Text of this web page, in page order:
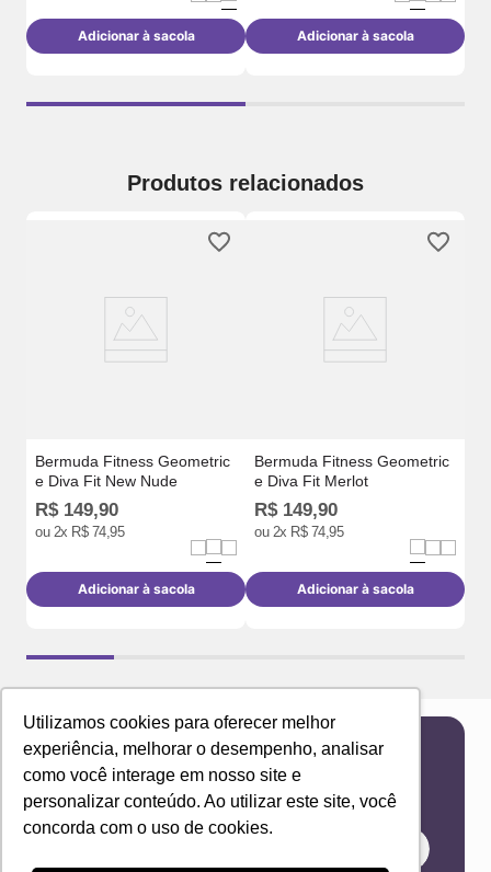
Utilizamos cookies para oferecer melhor
experiência, melhorar o desempenho, analisar
como você interage em nosso site e
personalizar conteúdo. Ao utilizar este site, você
concorda com o uso de cookies.
Adicionar à sacola Adicionar à sacola
Produtos relacionados
Bermuda Fitness Geometric
e Diva Fit New Nude
R$ 149,90
ou 2x R$ 74,95
Adicionar à sacola
Bermuda Fitness Geometric
e Diva Fit Merlot
R$ 149,90
ou 2x R$ 74,95
Adicionar à sacola
Newsletter
Receba novidades e ofertas exclusivas em seu
e-mail!